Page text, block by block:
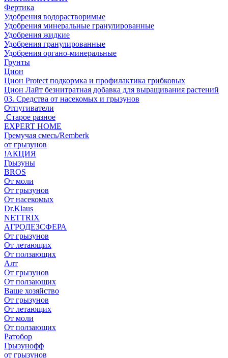
Фертика
Удобрения водорастворимые
Удобрения минеральные гранулированные
Удобрения жидкие
Удобрения гранулированные
Удобрения органо-минеральные
Грунты
Цион
Цион Protect подкормка и профилактика грибковых
Цион Лайт безнитратная добавка для выращивания растений
03. Средства от насекомых и грызунов
Отпугиватели
.Старое разное
EXPERT HOME
Гремучая смесь/Remberk
от грызунов
!АКЦИЯ
Грызуны
BROS
От моли
От грызунов
От насекомых
Dr.Klaus
NETTRIX
АГРОДЕЗСФЕРА
От грызунов
От летающих
От ползающих
Алт
От грызунов
От ползающих
Ваше хозяйство
От грызунов
От летающих
От моли
От ползающих
Ратобор
Грызунофф
от грызунов